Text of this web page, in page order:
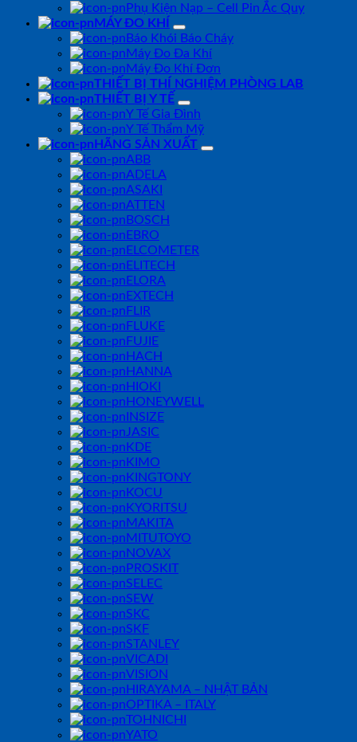
Phụ Kiện Nạp – Cell Pin Ắc Quy
MÁY ĐO KHÍ
Báo Khói Báo Cháy
Máy Đo Đa Khí
Máy Đo Khí Đơn
THIẾT BỊ THÍ NGHIỆM PHÒNG LAB
THIẾT BỊ Y TẾ
Y Tế Gia Đình
Y Tế Thẩm Mỹ
HÃNG SẢN XUẤT
ABB
ADELA
ASAKI
ATTEN
BOSCH
EBRO
ELCOMETER
ELITECH
ELORA
EXTECH
FLIR
FLUKE
FUJIE
HACH
HANNA
HIOKI
HONEYWELL
INSIZE
JASIC
KDE
KIMO
KINGTONY
KOCU
KYORITSU
MAKITA
MITUTOYO
NOVAX
PROSKIT
SELEC
SEW
SKC
SKF
STANLEY
VICADI
VISION
HIRAYAMA – NHẬT BẢN
OPTIKA – ITALY
TOHNICHI
YATO